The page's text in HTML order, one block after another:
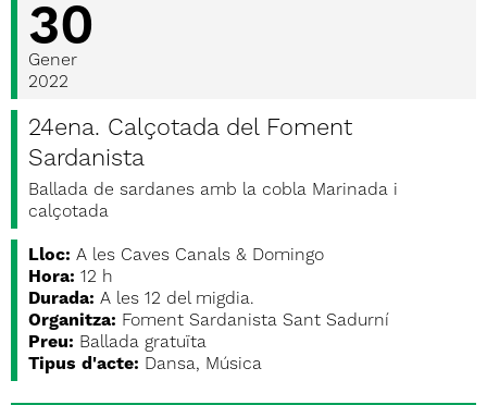
30
Gener
2022
24ena. Calçotada del Foment
Sardanista
Ballada de sardanes amb la cobla Marinada i
calçotada
Lloc: A les Caves Canals & Domingo
Hora: 12 h
Durada: A les 12 del migdia.
Organitza: Foment Sardanista Sant Sadurní
Preu: Ballada gratuïta
Tipus d'acte: Dansa, Música